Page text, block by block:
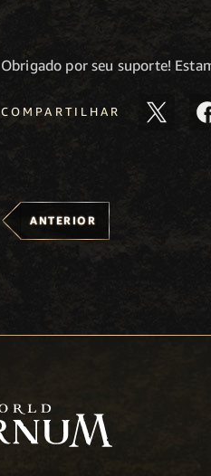
Obrigado por seu suporte!
COMPARTILHAR
ANTERIOR